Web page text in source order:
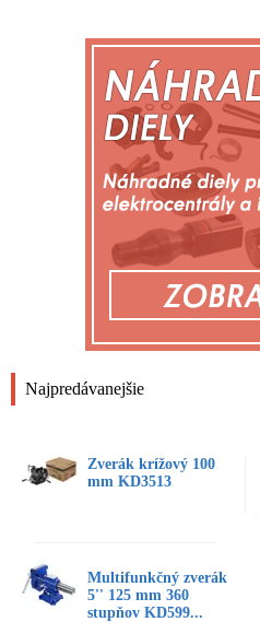
Najpredávanejšie
Zverák krížový 100
mm KD3513
Multifunkčný zverák
5'' 125 mm 360
stupňov KD599...